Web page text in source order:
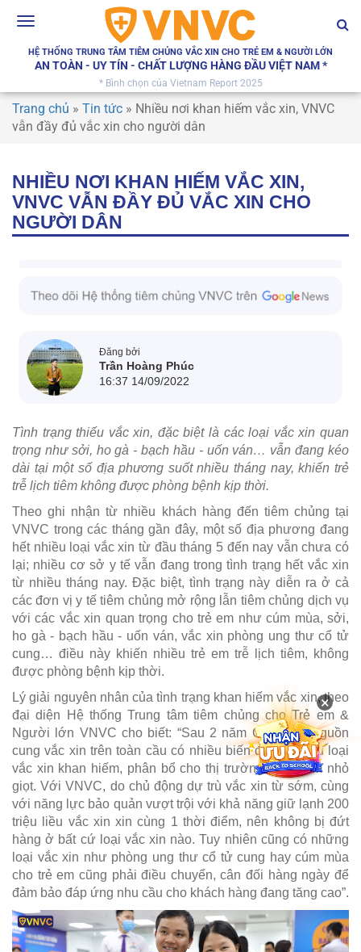
Toggle
HỆ THỐNG TRUNG TÂM TIÊM CHỦNG VẮC XIN CHO TRẺ EM & NGƯỜI LỚN
AN TOÀN - UY TÍN - CHẤT LƯỢNG HÀNG ĐẦU VIỆT NAM *
* Bình chọn của Vietnam Report 2025
Trang chủ » Tin tức » Nhiều nơi khan hiếm vắc xin, VNVC
vẫn đầy đủ vắc xin cho người dân
NHIỀU NƠI KHAN HIẾM VẮC XIN,
VNVC VẪN ĐẦY ĐỦ VẮC XIN CHO
NGƯỜI DÂN
Đăng bởi
Trần Hoàng Phúc
16:37 14/09/2022
Tình trạng thiếu vắc xin, đặc biệt là các loại vắc xin quan
trọng như sởi, ho gà - bạch hầu - uốn ván… vẫn đang kéo
dài tại một số địa phương suốt nhiều tháng nay, khiến trẻ
trễ lịch tiêm không được phòng bệnh kịp thời.
Theo ghi nhận từ nhiều khách hàng đến tiêm chủng tại
VNVC trong các tháng gần đây, một số địa phương đang
hết nhiều loại vắc xin từ đầu tháng 5 đến nay vẫn chưa có
lại; nhiều cơ sở y tế vẫn đang trong tình trạng hết vắc xin
từ nhiều tháng nay. Đặc biệt, tình trạng này diễn ra ở cả
các đơn vị y tế tiêm chủng mở rộng lẫn tiêm chủng dịch vụ
với các vắc xin quan trọng cho trẻ em như cúm mùa, sởi,
ho gà - bạch hầu - uốn ván, vắc xin phòng ung thư cổ tử
cung… điều này khiến nhiều trẻ em trễ lịch tiêm, không
được phòng bệnh kịp thời.
Lý giải nguyên nhân của tình trạng khan hiếm vắc xin, theo
đại diện Hệ thống Trung tâm tiêm chủng cho Trẻ em &
Người lớn VNVC cho biết: “Sau 2 năm Covid-19, nguồn
cung vắc xin trên toàn cầu có nhiều biến động, nhiều loại
vắc xin khan hiếm, phân bổ cho thị trường Việt Nam nhỏ
giọt. Với VNVC, do chủ động dự trù vắc xin từ sớm, cùng
với năng lực bảo quản vượt trội với khả năng giữ lạnh 200
triệu liều vắc xin xin cùng 1 thời điểm, nên không bị đứt
hàng ở bất cứ loại vắc xin nào. Tuy nhiên cũng có những
loại vắc xin như phòng ung thư cổ tử cung hay cúm mùa
cho trẻ em cũng phải điều chuyển, cân đối hàng ngày để
đảm bảo đáp ứng nhu cầu cho khách hàng đang tăng cao”.
×